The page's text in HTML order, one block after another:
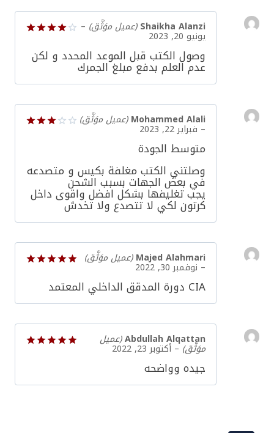
التقييم
من 5
Shaikha Alanzi (عميل موَثَّق) –
يونيو 20, 2023
وصول الكتب قبل الموعد المحدد و لكن
عدم العلم بدفع مبلغ الجمرك
5
Mohammed Alali (عميل موَثَّق)
– فبراير 22, 2023
متوسط الجودة
وصلتني الكتب مغلفة بكيس و متصدعه
في بعض الجهات بسبب الشحن
يجب تغليفها بشكل افضل واقوى داخل
كرتون لكي لا تتصدع ولا تخدش
5من 5
Majed Alahmari (عميل موَثَّق)
– نوفمبر 30, 2022
CIA دورة المدقق الداخلي المعتمد
Abdullah Alqattan(عميل
موَثَّق) – أكتوبر 23, 2022
جيده وواضحه